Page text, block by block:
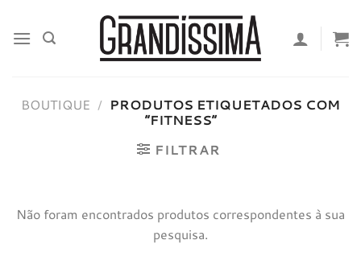
content
BOUTIQUE / PRODUTOS ETIQUETADOS COM
“FITNESS”
FILTRAR
Não foram encontrados produtos correspondentes à sua
pesquisa.